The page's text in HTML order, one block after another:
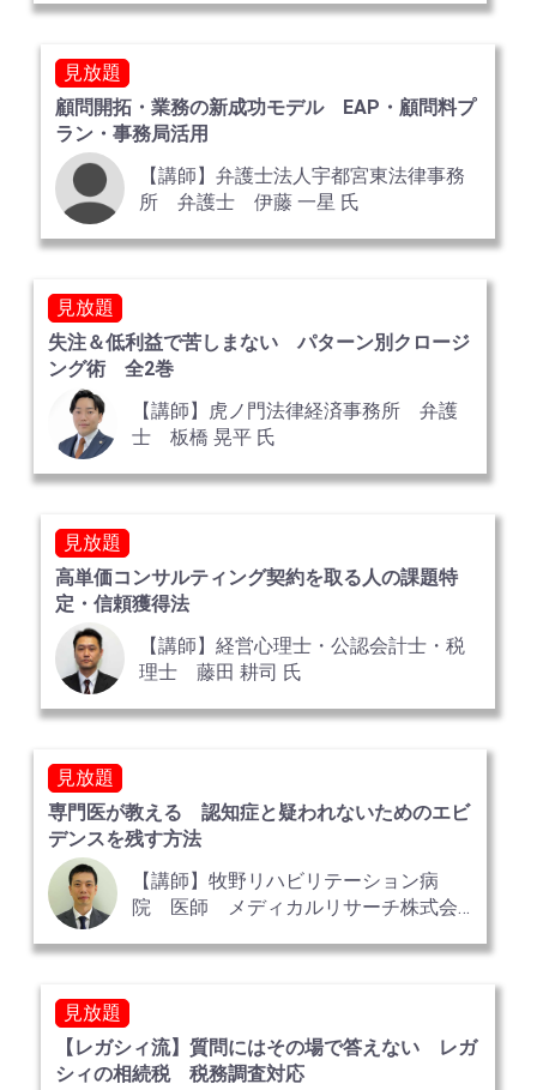
見放題
顧問開拓・業務の新成功モデル EAP・顧問料プ
ラン・事務局活用
【講師】弁護士法人宇都宮東法律事務
所 弁護士 伊藤 一星 氏
見放題
失注＆低利益で苦しまない パターン別クロージ
ング術 全2巻
【講師】虎ノ門法律経済事務所 弁護
士 板橋 晃平 氏
見放題
高単価コンサルティング契約を取る人の課題特
定・信頼獲得法
【講師】経営心理士・公認会計士・税
理士 藤田 耕司 氏
見放題
専門医が教える 認知症と疑われないためのエビ
デンスを残す方法
【講師】牧野リハビリテーション病
院 医師 メディカルリサーチ株式会
見放題
【レガシィ流】質問にはその場で答えない レガ
シィの相続税 税務調査対応